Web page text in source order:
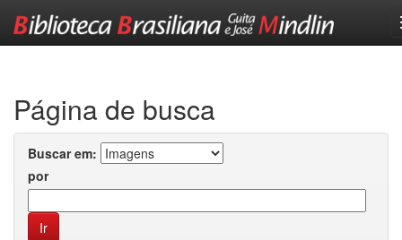
Página de busca
Buscar em:
por